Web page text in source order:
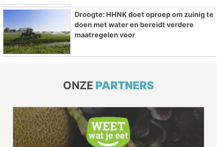
Droogte: HHNK doet oproep om zuinig te
doen met water en bereidt verdere
maatregelen voor
ONZE PARTNERS